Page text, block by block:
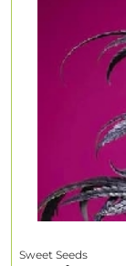
Sweet Seeds